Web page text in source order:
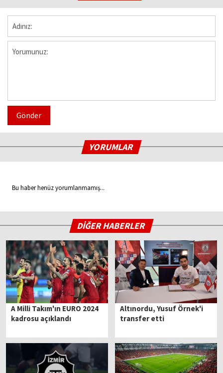
Gönder
YORUMLAR
Bu haber henüz yorumlanmamış...
DİĞER HABERLER
A Milli Takım'ın EURO 2024
kadrosu açıklandı
Altınordu, Yusuf Örnek'i
transfer etti